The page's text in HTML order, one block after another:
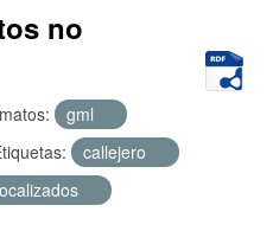
no
gml
callejero